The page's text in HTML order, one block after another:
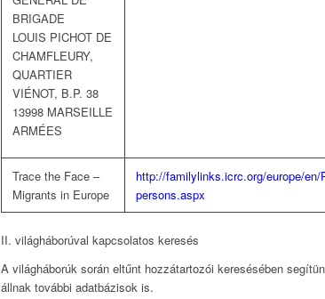
BRIGADE
LOUIS PICHOT DE
CHAMFLEURY,
QUARTIER
VIÉNOT, B.P. 38
13998 MARSEILLE
ARMÉES
Trace the Face –
Migrants in Europe
http://familylinks.icrc.org/europe/en/
persons.aspx
II. világháborúval kapcsolatos keresés
A világháborúk során eltűnt hozzátartozói keresésében
állnak további adatbázisok is.